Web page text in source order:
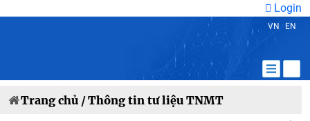
Login
VN EN
Trang chủ /Thông tin tư liệu TNMT